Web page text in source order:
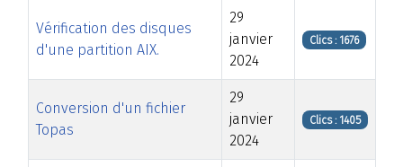
Vérification des disques
d'une partition AIX.
29
janvier
2024
Clics : 1676
Conversion d'un fichier
Topas
29
janvier
2024
Clics : 1405